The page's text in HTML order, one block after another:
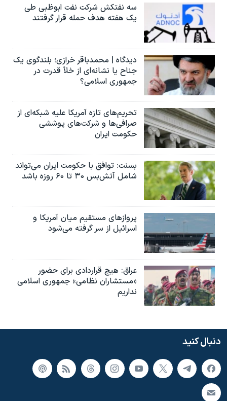
سه نفتکش شرکت نفت ابوظبی طی
یک هفته هدف حمله قرار گرفتند
دیدگاه | محمدباقر خرازی؛ بلندگوی یک
جناح یا نشانه‌ای از خلأ قدرت در
جمهوری اسلامی؟
تحریم‌های تازه آمریکا علیه شبکه‌ای از
صرافی‌ها و شرکت‌های پوششی
حکومت ایران
بسنت: توافق با حکومت ایران می‌تواند
شامل آتش‌بس ۳۰ تا ۶۰ روزه باشد
پروازهای مستقیم میان آمریکا و
اسرائیل از سر گرفته می‌شود
عراق: هیچ قراردادی برای حضور
«مستشاران نظامی» جمهوری اسلامی
نداریم
دنبال کنید